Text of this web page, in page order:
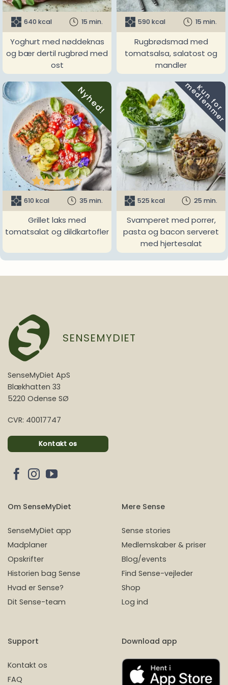
640 kcal 15 min.
Yoghurt med nøddeknas
og bær dertil rugbrød med
ost
590 kcal 15 min.
Rugbrødsmad med
tomatsalsa, salatost og
mandler
Nyhed!

610 kcal 35 min.
Grillet laks med
tomatsalat og dildkartofler
K
u
n
f
o
r
m
e
d
l
e
m
m
e
r
525 kcal 25 min.
Svamperet med porrer,
pasta og bacon serveret
med hjertesalat
SENSEMYDIET
SenseMyDiet ApS
Blækhatten 33
5220 Odense SØ
CVR: 40017747
Kontakt os
Om SenseMyDiet
SenseMyDiet app
Madplaner
Opskrifter
Historien bag Sense
Hvad er Sense?
Dit Sense-team
Mere Sense
Sense stories
Medlemskaber & priser
Blog/events
Find Sense-vejleder
Shop
Log ind
Support
Kontakt os
FAQ
Download app